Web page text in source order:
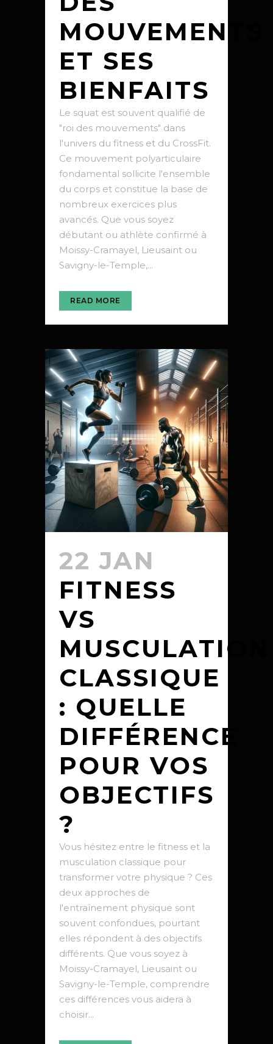
MOUVEMENTS
ET SES
BIENFAITS
Le squat est souvent qualifié de
"roi des mouvements" dans
l'univers du fitness et du CrossFit.
Ce mouvement polyarticulaire
fondamental sollicite l'ensemble
du corps et constitue la base de
nombreux exercices plus
avancés. Que vous soyez
débutant ou athlète confirmé à
Moissy-Cramayel, Lieusaint ou
Savigny-le-Temple,...
READ MORE
22 JAN
FITNESS
VS
MUSCULATION
CLASSIQUE
: QUELLE
DIFFÉRENCE
POUR VOS
OBJECTIFS
?
Vous hésitez entre le fitness et la
musculation classique pour
transformer votre physique ? Ces
deux approches de
l'entraînement physique sont
souvent confondues, pourtant
elles répondent à des objectifs
différents. Que vous soyez à
Moissy-Cramayel, Lieusaint ou
Savigny-le-Temple, comprendre
ces différences vous aidera à
choisir...